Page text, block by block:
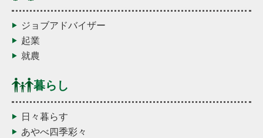
ジョブアドバイザー
起業
就農
暮らし
日々暮らす
あやべ四季彩々